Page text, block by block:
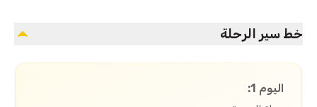
خط سير الرحلة
اليوم 1: